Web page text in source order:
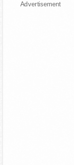
Advertisement